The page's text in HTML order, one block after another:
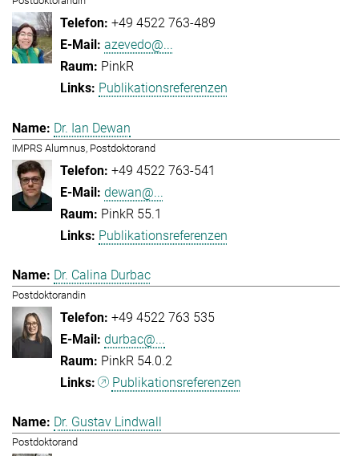
+49 4522 763-489
azevedo@...
PinkR
Publikationsreferenzen
Dr. Ian Dewan
IMPRS Alumnus, Postdoktorand
+49 4522 763-541
dewan@...
PinkR 55.1
Publikationsreferenzen
Dr. Calina Durbac
Postdoktorandin
+49 4522 763 535
durbac@...
PinkR 54.0.2
Publikationsreferenzen
Dr. Gustav Lindwall
Postdoktorand